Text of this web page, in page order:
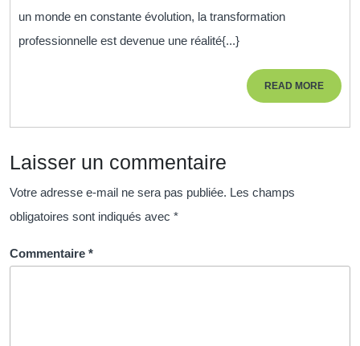
pas
réussite
un monde en constante évolution, la transformation
professionnelle est devenue une réalité{...}
READ MOREREAD
MORE
Laisser un commentaire
Votre adresse e-mail ne sera pas publiée. Les champs
obligatoires sont indiqués avec *
Commentaire *